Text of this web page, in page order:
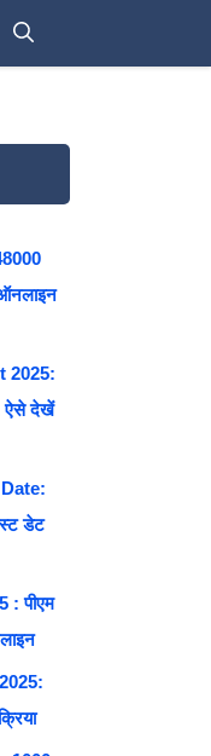
2025:
ऐसे देखें
डेट
: पीएम